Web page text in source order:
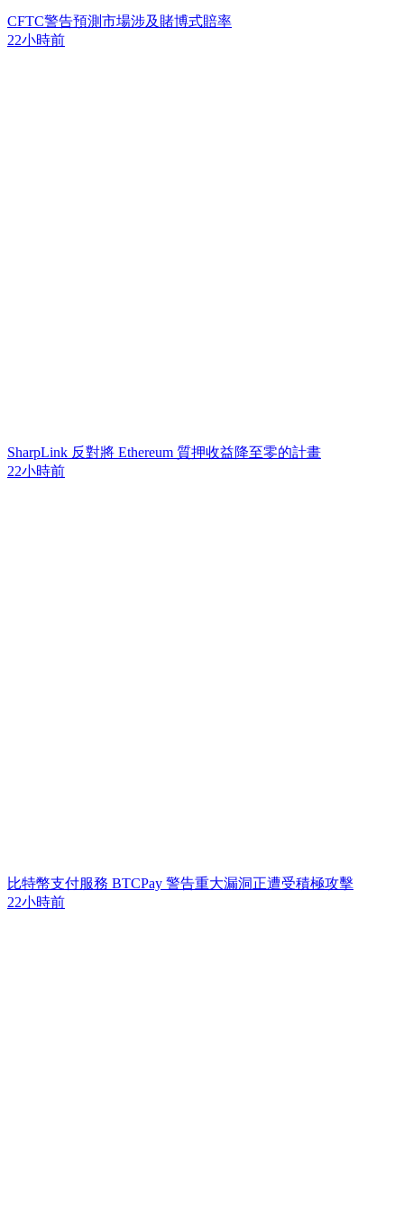
CFTC警告預測市場涉及賭博式賠率
22小時前
SharpLink 反對將 Ethereum 質押收益降至零的計畫
22小時前
比特幣支付服務 BTCPay 警告重大漏洞正遭受積極攻擊
22小時前